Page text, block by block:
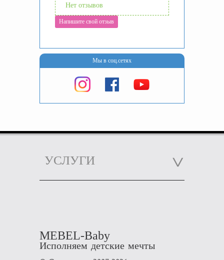
Нет отзывов
Напишите свой отзыв
Мы в соц.сетях
УСЛУГИ
MEBEL-Baby
Исполняем детские мечты